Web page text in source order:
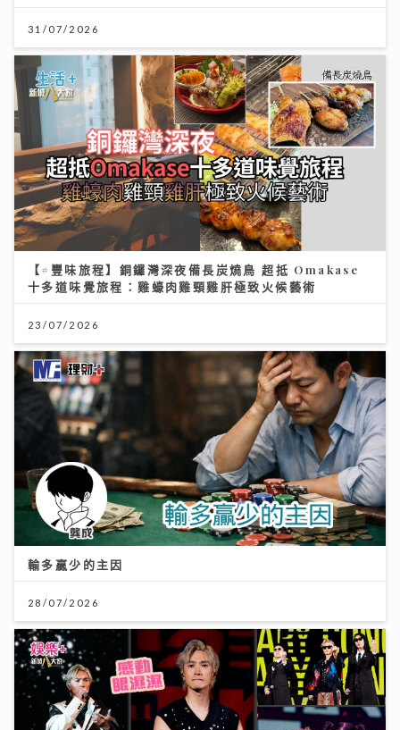
31/07/2026
【#豐味旅程】銅鑼灣深夜備長炭燒鳥 超抵 Omakase
十多道味覺旅程：雞蠔肉雞頸雞肝極致火候藝術
23/07/2026
輸多贏少的主因
28/07/2026